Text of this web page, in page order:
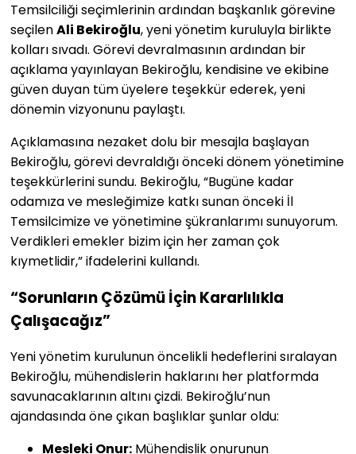
Temsilciliği seçimlerinin ardından başkanlık görevine
seçilenAli Bekiroğlu, yeni yönetim kuruluyla birlikte
kolları sıvadı. Görevi devralmasının ardından bir
açıklama yayınlayan Bekiroğlu, kendisine ve ekibine
güven duyan tüm üyelere teşekkür ederek, yeni
dönemin vizyonunu paylaştı.
Açıklamasına nezaket dolu bir mesajla başlayan
Bekiroğlu, görevi devraldığı önceki dönem yönetimine
teşekkürlerini sundu. Bekiroğlu, “Bugüne kadar
odamıza ve mesleğimize katkı sunan önceki İl
Temsilcimize ve yönetimine şükranlarımı sunuyorum.
Verdikleri emekler bizim için her zaman çok
kıymetlidir,” ifadelerini kullandı.
“Sorunların Çözümü İçin Kararlılıkla
Çalışacağız”
Yeni yönetim kurulunun öncelikli hedeflerini sıralayan
Bekiroğlu, mühendislerin haklarını her platformda
savunacaklarının altını çizdi. Bekiroğlu’nun
ajandasında öne çıkan başlıklar şunlar oldu:
Mesleki Onur: Mühendislik onurunun